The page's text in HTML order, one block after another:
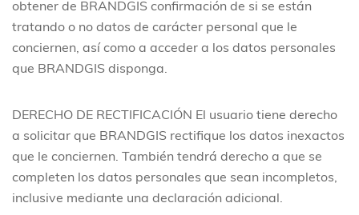
obtener de BRANDGIS confirmación de si se están
tratando o no datos de carácter personal que le
conciernen, así como a acceder a los datos personales
que BRANDGIS disponga.
DERECHO DE RECTIFICACIÓN El usuario tiene derecho
a solicitar que BRANDGIS rectifique los datos inexactos
que le conciernen. También tendrá derecho a que se
completen los datos personales que sean incompletos,
inclusive mediante una declaración adicional.